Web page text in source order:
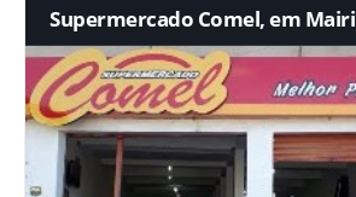
Supermercado Comel, em Mairi